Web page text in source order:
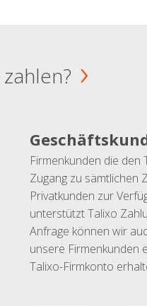
Firmenkunden die den
Zugang zu sämtlichen
Privatkunden zur
unterstützt Talixo
Anfrage können wir
unsere Firmenkunden
Talixo-Firmkonto